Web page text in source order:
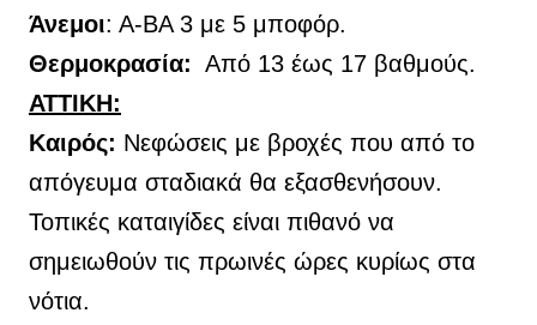
Άνεμοι: Α-ΒΑ 3 με 5 μποφόρ.
Θερμοκρασία: Από 13 έως 17 βαθμούς.
ΑΤΤΙΚΗ:
Καιρός: Νεφώσεις με βροχές που από το
απόγευμα σταδιακά θα εξασθενήσουν.
Τοπικές καταιγίδες είναι πιθανό να
σημειωθούν τις πρωινές ώρες κυρίως στα
νότια.